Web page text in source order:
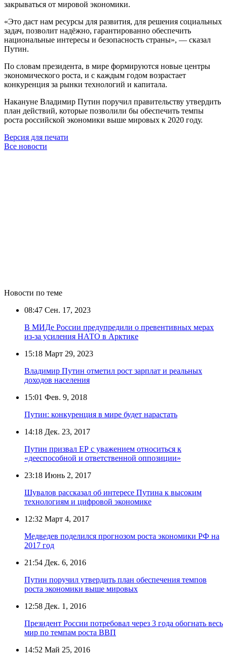
закрываться от мировой экономики.
«Это даст нам ресурсы для развития, для решения социальных
задач, позволит надёжно, гарантированно обеспечить
национальные интересы и безопасность страны», — сказал
Путин.
По словам президента, в мире формируются новые центры
экономического роста, и с каждым годом возрастает
конкуренция за рынки технологий и капитала.
Накануне Владимир Путин поручил правительству утвердить
план действий, которые позволили бы обеспечить темпы
роста российской экономики выше мировых к 2020 году.
Версия для печати
Все новости
Новости по теме
08:47 Сен. 17, 2023
В МИДе России предупредили о превентивных мерах
из-за усиления НАТО в Арктике
15:18 Март 29, 2023
Владимир Путин отметил рост зарплат и реальных
доходов населения
15:01 Фев. 9, 2018
Путин: конкуренция в мире будет нарастать
14:18 Дек. 23, 2017
Путин призвал ЕР с уважением относиться к
«дееспособной и ответственной оппозиции»
23:18 Июнь 2, 2017
Шувалов рассказал об интересе Путина к высоким
технологиям и цифровой экономике
12:32 Март 4, 2017
Медведев поделился прогнозом роста экономики РФ на
2017 год
21:54 Дек. 6, 2016
Путин поручил утвердить план обеспечения темпов
роста экономики выше мировых
12:58 Дек. 1, 2016
Президент России потребовал через 3 года обогнать весь
мир по темпам роста ВВП
14:52 Май 25, 2016